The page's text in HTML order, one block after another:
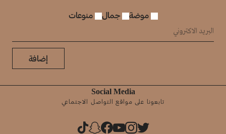
موضة جمال منوعات
إضافة
Social Media
تابعونا على مواقع التواصل الاجتماعي